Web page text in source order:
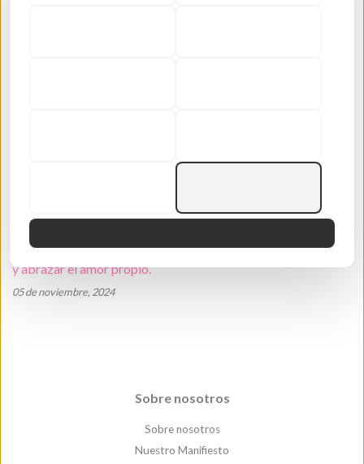
Cultiva el amor propio y la confianza con la moda consciente:
10 consejos de moda consciente para aumentar tu confianza
y abrazar el amor propio.
05 de noviembre, 2024
Sobre nosotros
Sobre nosotros
Nuestro Manifiesto